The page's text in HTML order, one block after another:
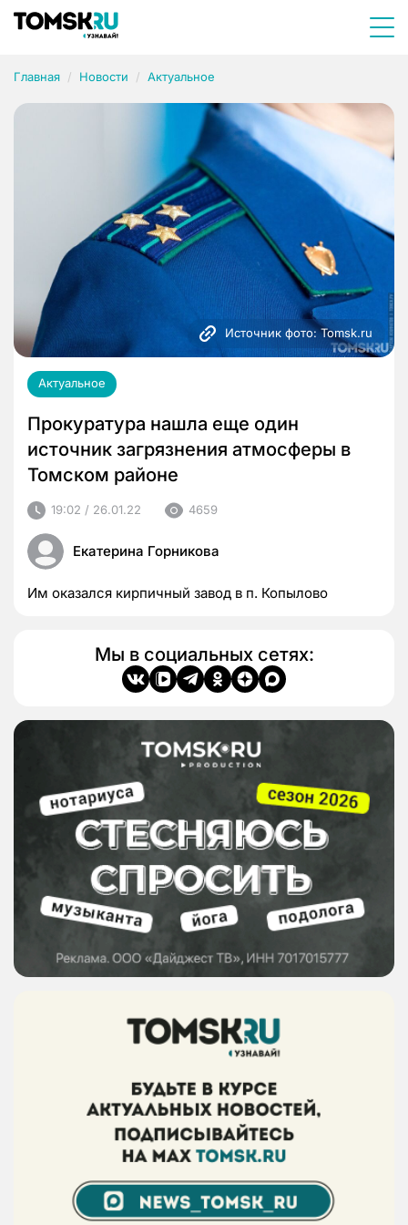
Главная Новости Актуальное
Источник фото: Tomsk.ru
Актуальное
Прокуратура нашла еще один
источник загрязнения атмосферы в
Томском районе
19:02 / 26.01.22 4659
Екатерина Горникова
Им оказался кирпичный завод в п. Копылово
Мы в социальных сетях: